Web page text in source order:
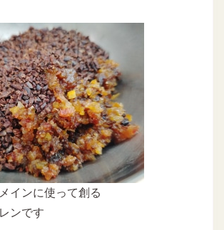
インに使って創る
ンです